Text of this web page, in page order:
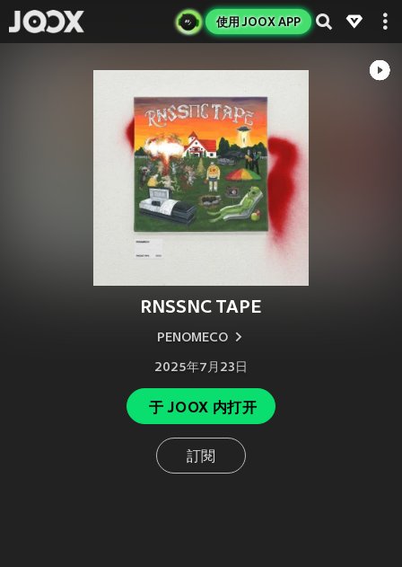
使用 JOOX APP
RNSSNC TAPE
PENOMECO
2025年7月23日
于 JOOX 内打开
訂閱